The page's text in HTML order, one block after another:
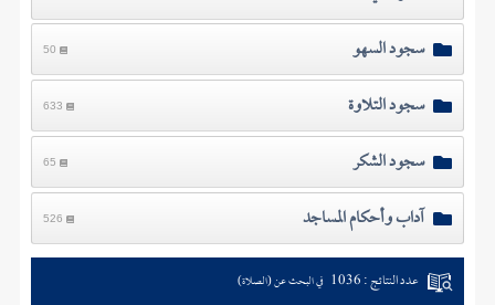
سجود السهو
50
سجود التلاوة 633
سجود الشكر 65
آداب وأحكام المساجد 526
عدد النتائج : 1036 في البحث عن (الصلاة)